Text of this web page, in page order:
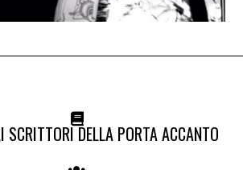
SCRITTORI DELLA PORTA ACCANTO